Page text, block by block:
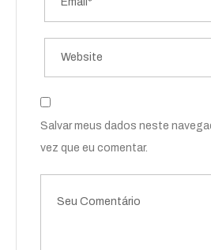
Salvar meus dados neste
vez que eu comentar.